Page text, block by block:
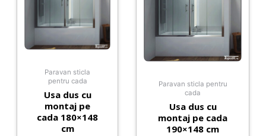
Paravan sticla
pentru cada
Usa dus cu
montaj pe
cada 180×148
cm
Paravan sticla pentru
cada
Usa dus cu
montaj pe cada
190×148 cm